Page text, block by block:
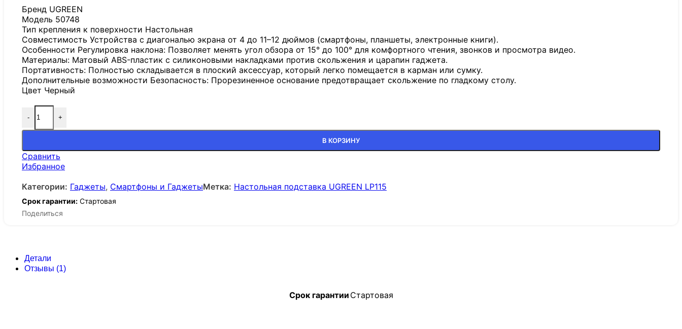
Бренд UGREEN
Модель 50748
Тип крепления к поверхности Настольная
Совместимость Устройства с диагональю экрана от 4 до 11–12 дюймов (смартфоны, планшеты, электронные книги).
Особенности Регулировка наклона: Позволяет менять угол обзора от 15° до 100° для комфортного чтения, звонков и просмотра видео.
Материалы: Матовый ABS-пластик с силиконовыми накладками против скольжения и царапин гаджета.
Портативность: Полностью складывается в плоский аксессуар, который легко помещается в карман или сумку.
Дополнительные возможности Безопасность: Прорезиненное основание предотвращает скольжение по гладкому столу.
Цвет Черный
-
Количество товара Настольная подставка UGREEN LP115
+
В КОРЗИНУ
Сравнить
Избранное
Категории: Гаджеты, Смартфоны и ГаджетыМетка: Настольная подставка UGREEN LP115
Срок гарантии: Стартовая
Поделиться
Детали
Отзывы (1)
Срок гарантии Стартовая